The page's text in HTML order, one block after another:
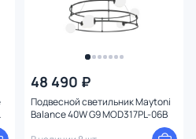
48 490 ₽
Подвесной светильник Maytoni
Balance 40W G9 MOD317PL-06B